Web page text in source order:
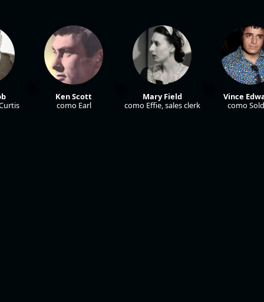
Ken Scott
como Earl
Mary Field
como Effie, sales clerk
Vince
como